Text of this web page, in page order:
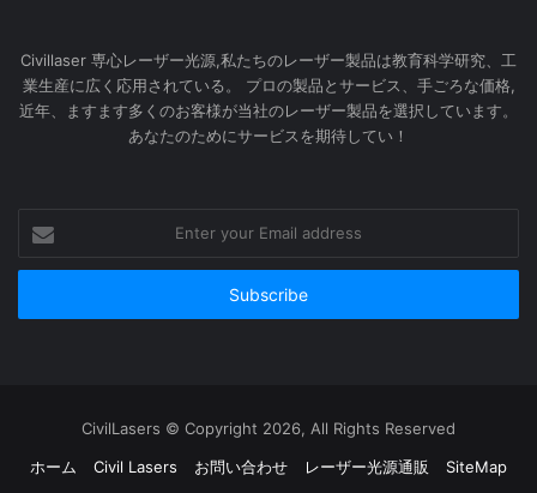
Civillaser 専心レーザー光源,私たちのレーザー製品は教育科学研究、工
業生産に広く応用されている。 プロの製品とサービス、手ごろな価格,
近年、ますます多くのお客様が当社のレーザー製品を選択しています。
あなたのためにサービスを期待してい！
your
Email
CivilLasers © Copyright 2026, All Rights Reserved
ホーム
Civil Lasers お問い合わせ レーザー光源通販 SiteMap